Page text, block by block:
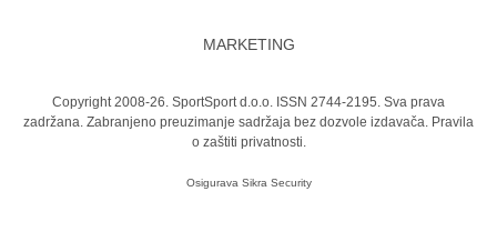
MARKETING
Copyright 2008-26. SportSport d.o.o. ISSN 2744-2195. Sva prava
zadržana. Zabranjeno preuzimanje sadržaja bez dozvole izdavača. Pravila
o zaštiti privatnosti.
Osigurava Sikra Security